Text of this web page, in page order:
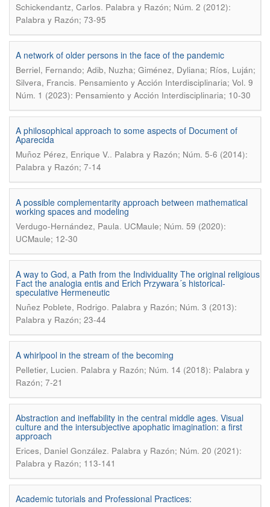
Schickendantz, Carlos. Palabra y Razón; Núm. 2 (2012):
Palabra y Razón; 73-95
A network of older persons in the face of the pandemic
Berriel, Fernando; Adib, Nuzha; Giménez, Dyliana; Ríos, Luján;
Silvera, Francis. Pensamiento y Acción Interdisciplinaria; Vol. 9
Núm. 1 (2023): Pensamiento y Acción Interdisciplinaria; 10-30
A philosophical approach to some aspects of Document of
Aparecida
Muñoz Pérez, Enrique V.. Palabra y Razón; Núm. 5-6 (2014):
Palabra y Razón; 7-14
A possible complementarity approach between mathematical
working spaces and modeling
Verdugo-Hernández, Paula. UCMaule; Núm. 59 (2020):
UCMaule; 12-30
A way to God, a Path from the Individuality The original religious
Fact the analogia entis and Erich Przywara´s historical-
speculative Hermeneutic
Nuñez Poblete, Rodrigo. Palabra y Razón; Núm. 3 (2013):
Palabra y Razón; 23-44
A whirlpool in the stream of the becoming
Pelletier, Lucien. Palabra y Razón; Núm. 14 (2018): Palabra y
Razón; 7-21
Abstraction and ineffability in the central middle ages. Visual
culture and the intersubjective apophatic imagination: a first
approach
Erices, Daniel González. Palabra y Razón; Núm. 20 (2021):
Palabra y Razón; 113-141
Academic tutorials and Professional Practices: